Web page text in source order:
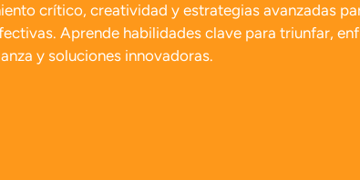
crítico, creatividad y estrategias avanzadas
Aprende habilidades clave para triunfar,
y soluciones innovadoras.